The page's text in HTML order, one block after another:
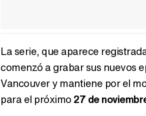
La serie, que aparece
comenzó a grabar sus nuevos
Vancouver y mantiene por el
para el próximo 27 de